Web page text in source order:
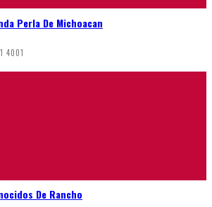
Perla De Michoacan
4001
De Rancho